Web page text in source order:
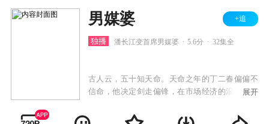
男媒婆 +追
独播 潘长江变首席男媒婆 5.6分 32集全
古人云，五十知天命。天命之年的丁二春偏偏不
信命，他决定剑走偏锋，在市场经济的浪潮中做
受电视征婚节目的启发，丁二春和师弟姚双喜精
展开